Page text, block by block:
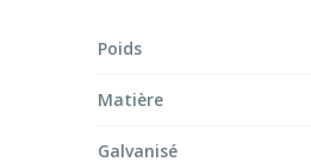
Poids
Matière
Galvanisé